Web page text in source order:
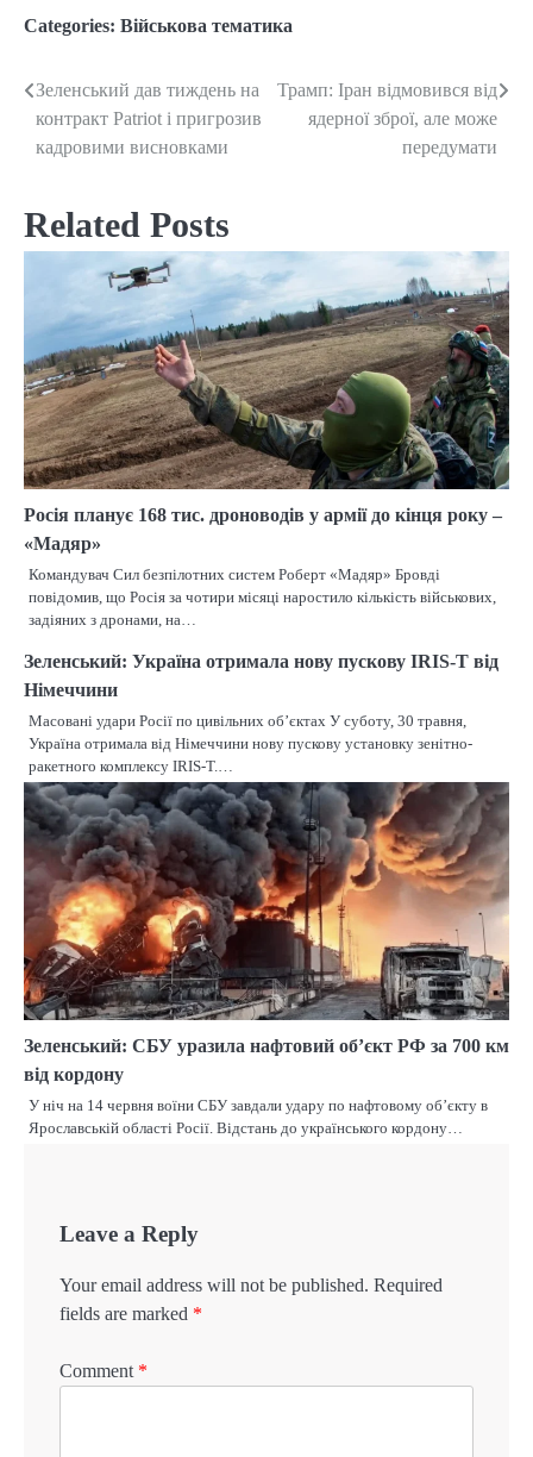
Categories: Військова тематика
Post
navigation
Зеленський дав тиждень на
контракт Patriot і пригрозив
кадровими висновками
Трамп: Іран відмовився від
ядерної зброї, але може
передумати
Related Posts
Росія планує 168 тис. дроноводів у армії до кінця року –
«Мадяр»
Командувач Сил безпілотних систем Роберт «Мадяр» Бровді
повідомив, що Росія за чотири місяці наростило кількість військових,
задіяних з дронами, на…
Зеленський: Україна отримала нову пускову IRIS-T від
Німеччини
Масовані удари Росії по цивільних об’єктах У суботу, 30 травня,
Україна отримала від Німеччини нову пускову установку зенітно-
ракетного комплексу IRIS-T.…
Зеленський: СБУ уразила нафтовий об’єкт РФ за 700 км
від кордону
У ніч на 14 червня воїни СБУ завдали удару по нафтовому об’єкту в
Ярославській області Росії. Відстань до українського кордону…
Leave a Reply
Your email address will not be published. Required
fields are marked *
Comment *